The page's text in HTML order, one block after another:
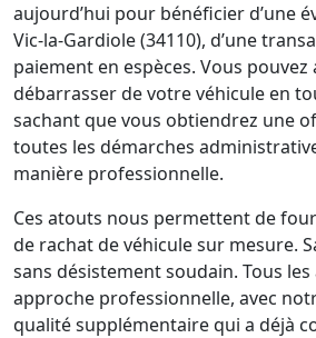
aujourd’hui pour bénéficier d’une
Vic-la-Gardiole (34110), d’une
paiement en espèces. Vous pouvez
débarrasser de votre véhicule en
sachant que vous obtiendrez une
toutes les démarches
manière professionnelle.
Ces atouts nous permettent de
de rachat de véhicule sur mesure.
sans désistement soudain. Tous les
approche professionnelle, avec
qualité supplémentaire qui a déjà